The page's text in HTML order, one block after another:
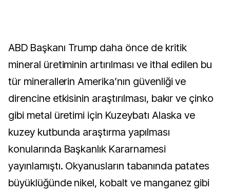
ABD Başkanı Trump daha önce de kritik
mineral üretiminin artırılması ve ithal edilen bu
tür minerallerin Amerika’nın güvenliği ve
direncine etkisinin araştırılması, bakır ve çinko
gibi metal üretimi için Kuzeybatı Alaska ve
kuzey kutbunda araştırma yapılması
konularında Başkanlık Kararnamesi
yayınlamıştı. Okyanusların tabanında patates
büyüklüğünde nikel, kobalt ve manganez gibi